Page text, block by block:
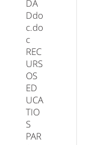
DA
Ddo
c.do
c
REC
URS
OS
ED
UCA
TIO
S
PAR